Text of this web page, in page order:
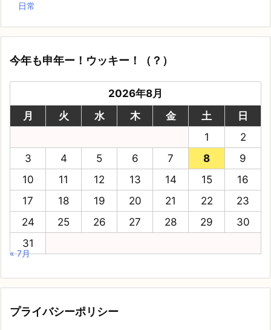
日常
今年も申年ー！ウッキー！（？）
2026年8月
月
火 水 木 金 土
日
1
2
3
4 5 6 7 8
9
10
11 12 13 14 15
16
17
18 19 20 21 22
23
24
25 26 27 28 29
30
31
« 7月
プライバシーポリシー